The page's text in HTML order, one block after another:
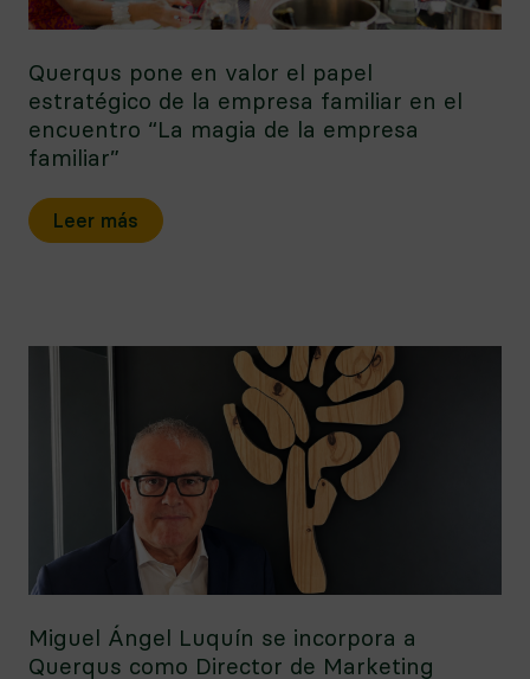
Querqus pone en valor el papel
estratégico de la empresa familiar en el
encuentro “La magia de la empresa
familiar”
Leer más
Miguel Ángel Luquín se incorpora a
Querqus como Director de Marketing